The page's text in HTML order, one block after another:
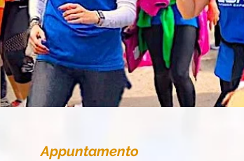
Appuntamento